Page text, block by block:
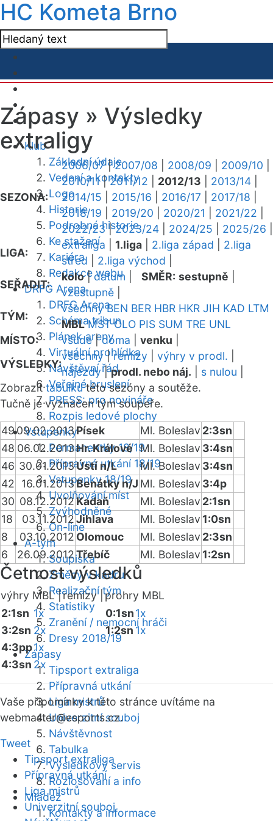
HC Kometa Brno
Klub
Základní údaje
Vedení a kontakty
Logo
Historie
Podrobná historie
Ke stažení
Kariéra
Redakce webu
DRFG Arena
DRFG Arena
Schéma tribun
Plánek areny
Virtuální prohlídka
Návštěvní řád
Veřejné bruslení
PRESS: pro novináře
Rozpis ledové plochy
Vstupenky
Permanentky 18/19
Přípravná utkání 18/19
Vstupenky 18/19
Uvolňování míst
Zvýhodněné
On-line
A-tým
Soupiska
Změny v kádru
Realizační tým
Statistiky
Zranění / nemocní hráči
Dresy 2018/19
Zápasy
Tipsport extraliga
Přípravná utkání
Liga mistrů
Univerzitní souboj
Návštěvnost
Tabulka
Výsledkový servis
Rozlosování a info
Mládež
Kontakty a informace
Zápasy » Výsledky
extraligy
SEZONA:
2006/07|2007/08 2008/09 2009/10
2010/11|2011/12 2012/13 2013/14
2014/15
2015/16 2016/17 2017/18
2018/19
2019/20 2020/21 2021/22
2022/23|2023/24 2024/25 2025/26
LIGA:
extraliga 1.liga 2.liga západ
2.liga
střed
2.liga východ
SEŘADIT:
kolo|datum SMĚR: sestupně
vzestupně
TÝM:
všechny BEN BER HBR HKR JIH KAD LTM
MBL MST OLO PIS SUM TRE UNL
MÍSTO:
všude|doma venku
VÝSLEDKY:
všechny|remízy výhry v prodl.
nájezdy|prodl. nebo náj. s nulou
Zobrazittabulkutéto sezóny a soutěže.
Tučně je vyznačen tým soupeře.
4909.02.2013Písek Ml. Boleslav 2:3sn
48 06.02.2013Hr. Králové Ml. Boleslav 3:4sn
46 30.01.2013Ústí n/L Ml. Boleslav 3:4sn
42
16.01.2013Benátky n/J Ml. Boleslav 3:4p
30 08.12.2012Kadaň Ml. Boleslav 2:1sn
18
03.11.2012Jihlava Ml. Boleslav 1:0sn
8
03.10.2012 Olomouc Ml. Boleslav 2:3sn
6
26.09.2012Třebíč Ml. Boleslav 1:2sn
Četnost výsledků
výhry MBL |remízy | prohry MBL
2:1sn 1x
3:2sn 2x
4:3pp1x
4:3sn 2x
0:1sn1x
1:2sn1x
Vaše připomínky k této stránce uvítáme na
webmaster@esports.cz.
Tweet
Tipsport extraliga
Přípravná utkání
Liga mistrů
Univerzitní souboj